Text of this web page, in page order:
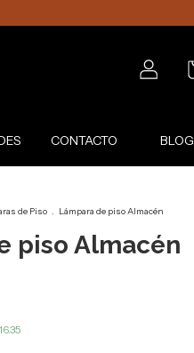
CONTACTO BLOG
de Piso . Lámpara de piso Almacén
piso Almacén